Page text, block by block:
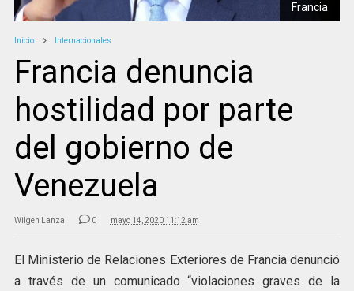
Francia
Inicio Internacionales
Francia denuncia
hostilidad por parte
del gobierno de
Venezuela
Wilgen Lanza 0 mayo 14, 2020 11:12 am
El Ministerio de Relaciones Exteriores de Francia denunció
a través de un comunicado “violaciones graves de la